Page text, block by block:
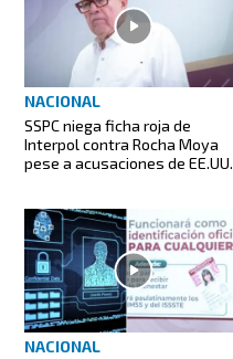
NACIONAL
SSPC niega ficha roja de
Interpol contra Rocha Moya
pese a acusaciones de EE.UU.
NACIONAL